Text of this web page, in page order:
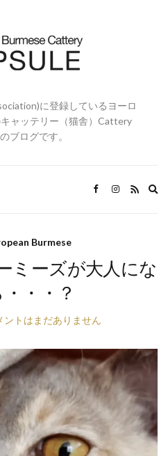
に登録しているヨーロ
ャッテリー（猫舎）Cattery
ブログです。
Burmese
ミーズが大人にな
・・？
ントはまだありません